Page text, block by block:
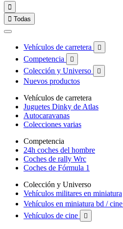

 Todas
Vehículos de carretera 
Competencia 
Colección y Universo 
Nuevos productos
Vehículos de carretera
Juguetes Dinky de Atlas
Autocaravanas
Colecciones varias
Competencia
24h coches del hombre
Coches de rally Wrc
Coches de Fórmula 1
Colección y Universo
Vehículos militares en miniatura
Vehículos en miniatura bd / cine
Vehículos de cine 